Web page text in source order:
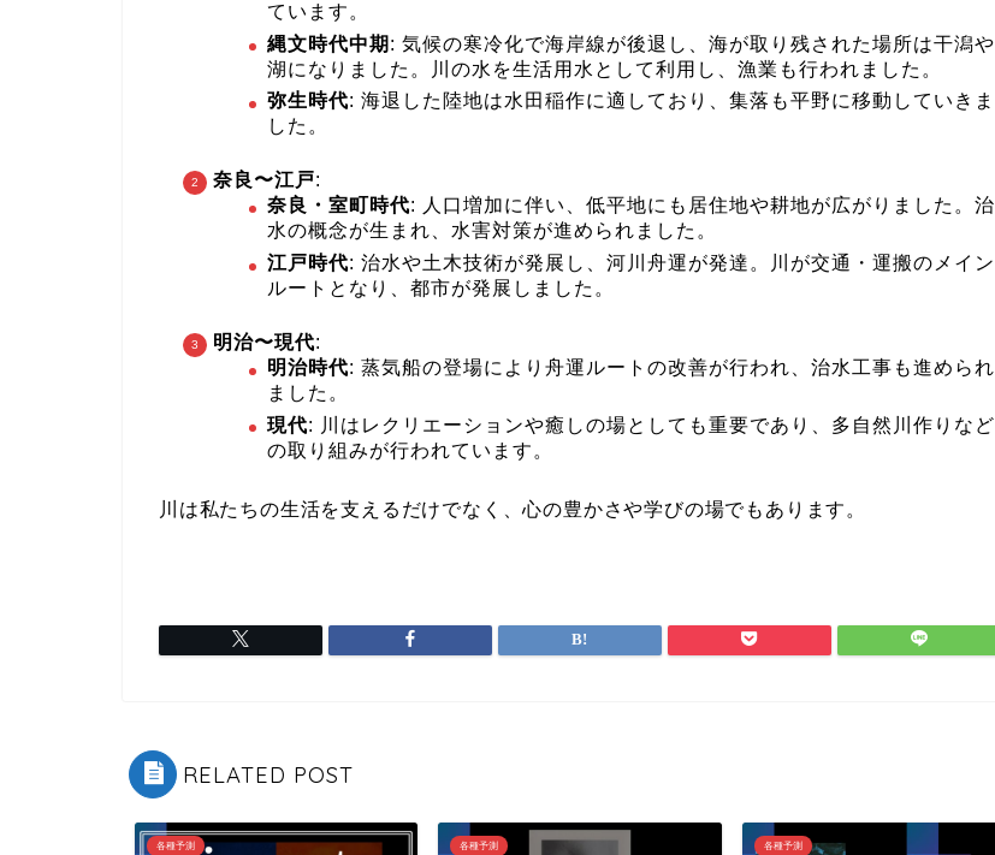
ています。
縄文時代中期 : 気候の寒冷化で海岸線が後退し、海が取り残された場所は干潟や
湖になりました。川の水を生活用水として利用し、漁業も行われました。
弥生時代: 海退した陸地は水田稲作に適しており、集落も平野に移動していきま
した。
奈良〜江戸:
奈良・室町時代: 人口増加に伴い、低平地にも居住地や耕地が広がりました。治
水の概念が生まれ、水害対策が進められました。
江戸時代: 治水や土木技術が発展し、河川舟運が発達。川が交通・運搬のメイン
ルートとなり、都市が発展しました。
明治〜現代:
明治時代: 蒸気船の登場により舟運ルートの改善が行われ、治水工事も進められ
ました。
現代: 川はレクリエーションや癒しの場としても重要であり、多自然川作りなど
の取り組みが行われています。
川は私たちの生活を支えるだけでなく、心の豊かさや学びの場でもあります。
RELATED POST
各種予測 各種予測 各種予測